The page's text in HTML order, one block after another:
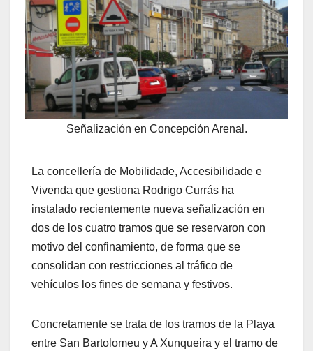
Señalización en Concepción Arenal.
La concellería de Mobilidade, Accesibilidade e
Vivenda que gestiona Rodrigo Currás ha
instalado recientemente nueva señalización en
dos de los cuatro tramos que se reservaron con
motivo del confinamiento, de forma que se
consolidan con restricciones al tráfico de
vehículos los fines de semana y festivos.
Concretamente se trata de los tramos de la Playa
entre San Bartolomeu y A Xunqueira y el tramo de